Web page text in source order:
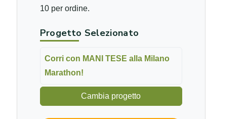
10 per ordine.
Progetto Selezionato
Corri con MANI TESE alla Milano
Marathon!
Cambia progetto